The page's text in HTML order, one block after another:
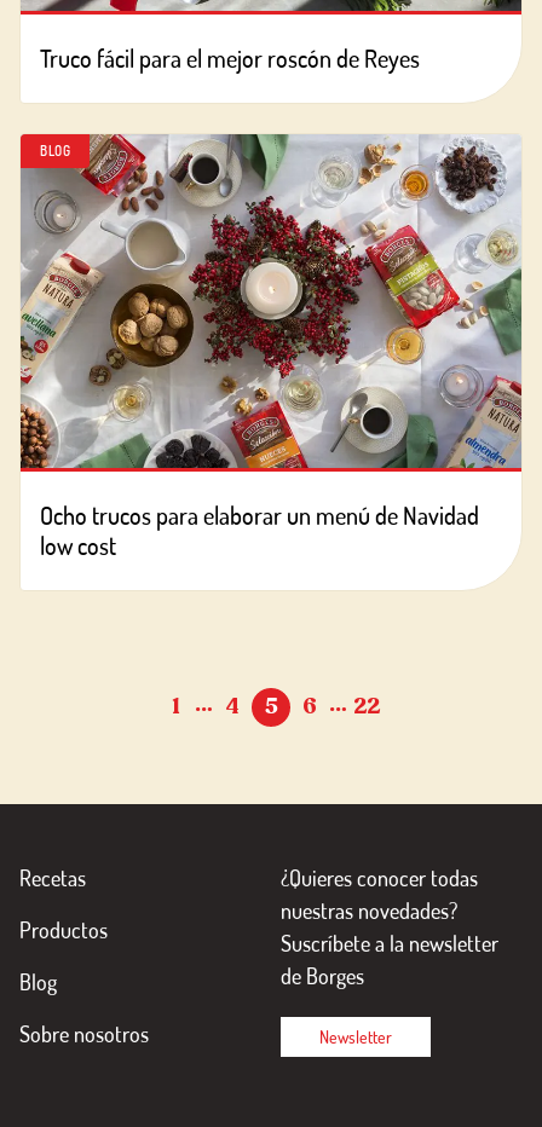
Truco fácil para el mejor roscón de Reyes
BLOG
Ocho trucos para elaborar un menú de Navidad
low cost
1 … 4 5 6 … 22
Recetas
Productos
Blog
Sobre nosotros
¿Quieres conocer todas
nuestras novedades?
Suscríbete a la newsletter
de Borges
Newsletter